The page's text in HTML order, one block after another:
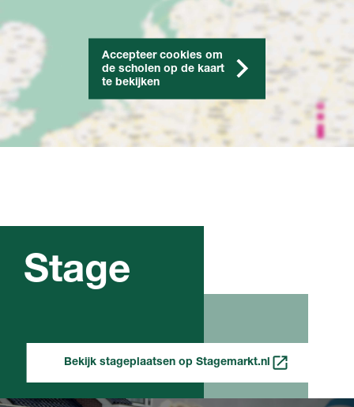
Accepteer cookies om
de scholen op de kaart
te bekijken
Stage
Bekijk stageplaatsen op Stagemarkt.nl